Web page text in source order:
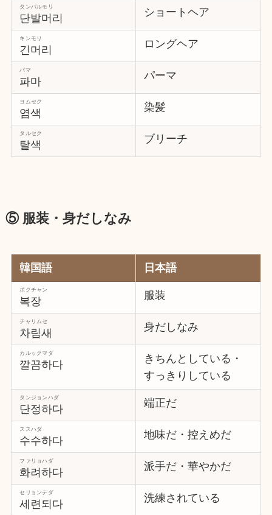
단발머리
タンバルモリ ショートヘア
긴머리
キンモリ ロングヘア
파마
パマ パーマ
염색
ヨムセク 染髪
탈색
タルセク ブリーチ
⑤ 服装・身だしなみ
韓国語 日本語
복장
ポクチャン 服装
차림새
チャリムセ 身だしなみ
깔끔하다
カルックマダ
きちんとしている・
すっきりしている
단정하다
タンジョンハダ 端正だ
수수하다
ススハダ 地味だ・控えめだ
화려하다
ファリョハダ 派手だ・華やかだ
세련되다
セリョンデダ 洗練されている